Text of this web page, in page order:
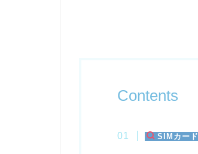
Contents
SIMカー